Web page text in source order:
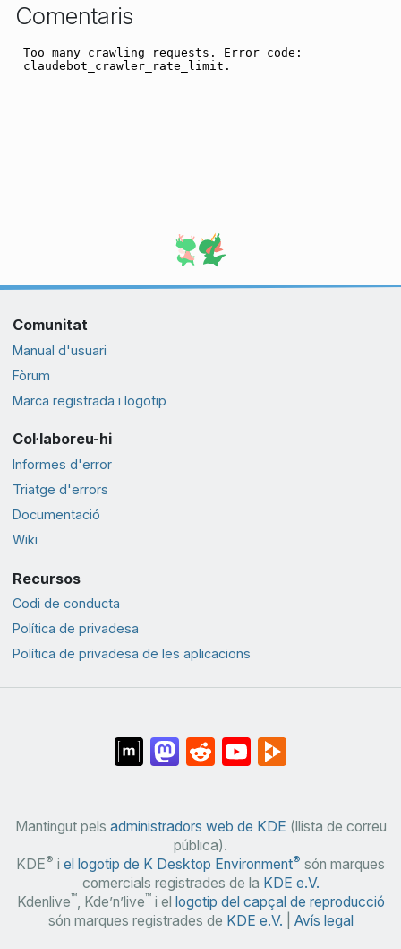
Comentaris
Comunitat
Manual d'usuari
Fòrum
Marca registrada i logotip
Col·laboreu-hi
Informes d'error
Triatge d'errors
Documentació
Wiki
Recursos
Codi de conducta
Política de privadesa
Política de privadesa de les aplicacions
Mantingut pels administradors web de KDE (llista de correu
pública).
KDE® i el logotip de K Desktop Environment® són marques
comercials registrades de la KDE e.V.
Kdenlive™, Kde’n’live™i el logotip del capçal de reproducció
són marques registrades de KDE e.V. Avís legal